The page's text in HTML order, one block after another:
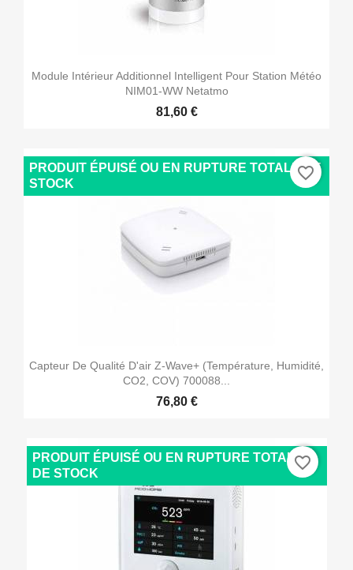
Module Intérieur Additionnel Intelligent Pour Station Météo
NIM01-WW Netatmo
81,60 €
Capteur De Qualité D'air Z-Wave+ (Température, Humidité,
CO2, COV) 700088...
76,80 €
PRODUIT ÉPUISÉ OU EN RUPTURE TOTALE DE
STOCK
favorite_border
PRODUIT ÉPUISÉ OU EN RUPTURE TOTALE
DE STOCK
favorite_border